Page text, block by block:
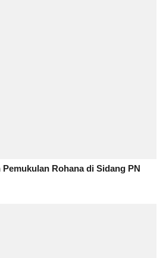
Rohana di Sidang PN